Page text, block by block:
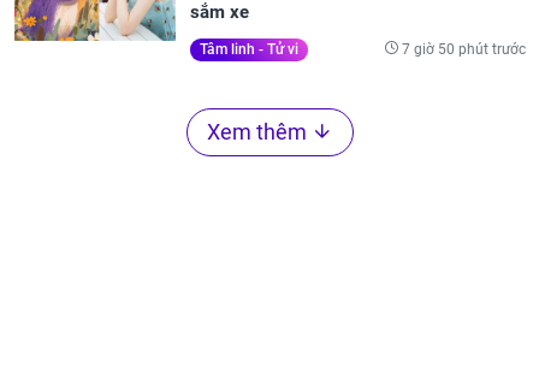
sắm xe
Tâm linh - Tử vi 7 giờ 50 phút trước
Xem thêm